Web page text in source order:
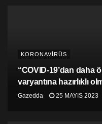
KORONAVİRÜS
“COVID-19’dan daha
varyantına hazırlıklı
Gazedda 25 MAYIS 2023